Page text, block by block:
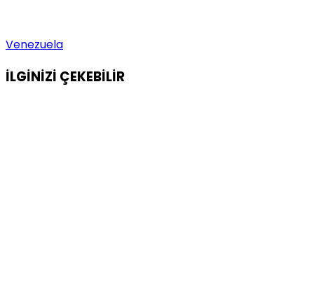
Venezuela
İLGİNİZİ ÇEKEBİLİR